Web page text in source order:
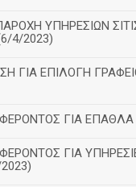
ΥΠΗΡΕΣΙΩΝ
4/2023)
ΓΙΑ ΕΠΙΛΟΓΗ
ΓΙΑ ΕΠΑΘΛΑ
ΓΙΑ